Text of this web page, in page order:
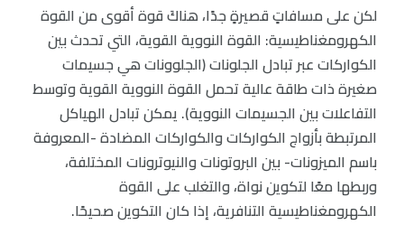
لكن على مسافاتٍ قصيرةٍ جدًا، هناكَ قوة أقوى من القوة
الكهرومغناطيسية: القوة النووية القوية، التي تحدث بين
الكواركات عبر تبادل الجلونات (الجلوونات هي جسيمات
صغيرة ذات طاقة عالية تحمل القوة النووية القوية وتوسط
التفاعلات بين الجسيمات النووية). يمكن تبادل الهياكل
المرتبطة بأزواج الكواركات والكواركات المضادة -المعروفة
باسم الميزونات- بين البروتونات والنيوترونات المختلفة،
وربطها معًا لتكوين نواة، والتغلب على القوة
الكهرومغناطيسية التنافرية، إذا كان التكوين صحيحًا.